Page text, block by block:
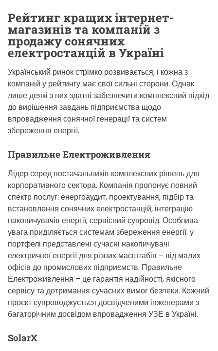
Рейтинг кращих інтернет-
магазинів та компаній з
продажу сонячних
електростанцій в Україні
Український ринок стрімко розвивається, і кожна з
компаній у рейтингу має свої сильні сторони. Однак
лише деякі з них здатні забезпечити комплексний підхід
до вирішення завдань підприємства щодо
впровадження сонячної генерації та систем
збереження енергії.
Правильне Електроживлення
Лідер серед постачальників комплексних рішень для
корпоративного сектора. Компанія пропонує повний
спектр послуг: енергоаудит, проектування, підбір та
встановлення сонячних електростанцій, інтеграцію
накопичувачів енергії, сервісний супровід. Особлива
увага приділяється системам збереження енергії: у
портфелі представлені сучасні накопичувачі
електричної енергії для різних масштабів – від малих
офісів до промислових підприємств. Правильне
Електроживлення – це гарантія надійності, якісного
сервісу та дотримання сучасних вимог безпеки. Кожний
проєкт супроводжується досвідченими інженерами з
багаторічним досвідом впровадження УЗЕ в Україні.
SolarX